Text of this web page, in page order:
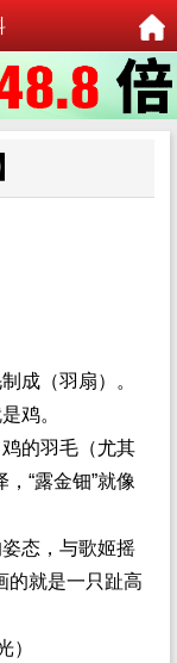
成（羽扇）。
鸡。
的羽毛（尤其
“露金钿”就像
态，与歌姬摇
的就是一只趾高
）